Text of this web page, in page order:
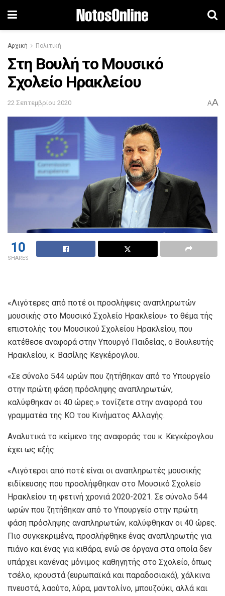
Αρχική Πολιτική
Στη Βουλή το Μουσικό
Σχολείο Ηρακλείου
22 Σεπτεμβρίου 2020 AA
10
SHARES
«Λιγότερες από ποτέ οι προσλήψεις αναπληρωτών
μουσικής στο Μουσικό Σχολείο Ηρακλείου» το θέμα τής
επιστολής του Μουσικού Σχολείου Ηρακλείου, που
κατέθεσε αναφορά στην Υπουργό Παιδείας, ο Βουλευτής
Ηρακλείου, κ. Βασίλης Κεγκέρογλου.
«Σε σύνολο 544 ωρών που ζητήθηκαν από το Υπουργείο
στην πρώτη φάση πρόσληψης αναπληρωτών,
καλύφθηκαν οι 40 ώρες.» τονίζετε στην αναφορά του
γραμματέα της ΚΟ του Κινήματος Αλλαγής.
Αναλυτικά το κείμενο της αναφοράς του κ. Κεγκέρογλου
έχει ως εξής:
«Λιγότεροι από ποτέ είναι οι αναπληρωτές μουσικής
ειδίκευσης που προσλήφθηκαν στο Μουσικό Σχολείο
Ηρακλείου τη φετινή χρονιά 2020-2021. Σε σύνολο 544
ωρών που ζητήθηκαν από το Υπουργείο στην πρώτη
φάση πρόσληψης αναπληρωτών, καλύφθηκαν οι 40 ώρες.
Πιο συγκεκριμένα, προσλήφθηκε ένας αναπληρωτής για
πιάνο και ένας για κιθάρα, ενώ σε όργανα στα οποία δεν
υπάρχει κανένας μόνιμος καθηγητής στο Σχολείο, όπως
τσέλο, κρουστά (ευρωπαϊκά και παραδοσιακά), χάλκινα
πνευστά, λαούτο, λύρα, μαντολίνο, μπουζούκι, αλλά και